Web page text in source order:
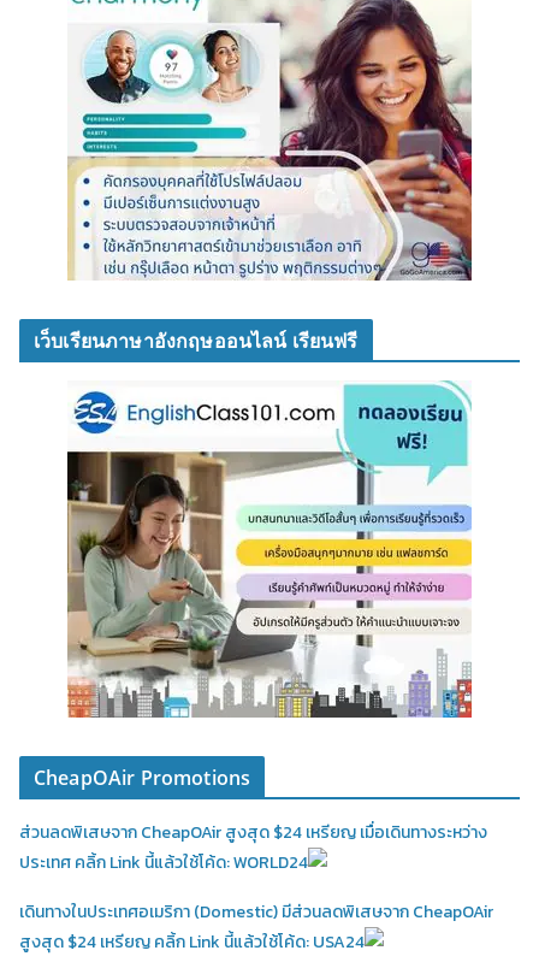
เว็บเรียนภาษาอังกฤษออนไลน์ เรียนฟรี
CheapOAir Promotions
ส่วนลดพิเสษจาก CheapOAir สูงสุด $24 เหรียญ เมื่อเดินทางระหว่าง
ประเทศ คลิ้ก Link นี้แล้วใช้โค้ด: WORLD24
เดินทางในประเทศอเมริกา (Domestic)มีส่วนลดพิเสษจาก CheapOAir
สูงสุด $24 เหรียญ คลิ้ก Link นี้แล้วใช้โค้ด: USA24